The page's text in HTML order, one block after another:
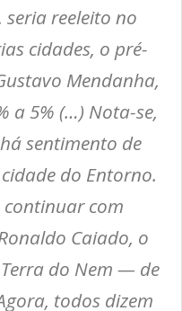
seria reeleito no
cidades, o pré-
Mendanha,
a 5% (…) Nota-se,
sentimento de
do Entorno.
continuar com
Caiado, o
do Nem — de
todos dizem